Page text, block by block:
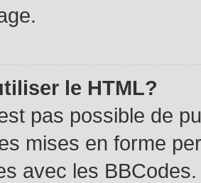
le HTML?
pas possible de
mises en forme
avec les BBCodes.